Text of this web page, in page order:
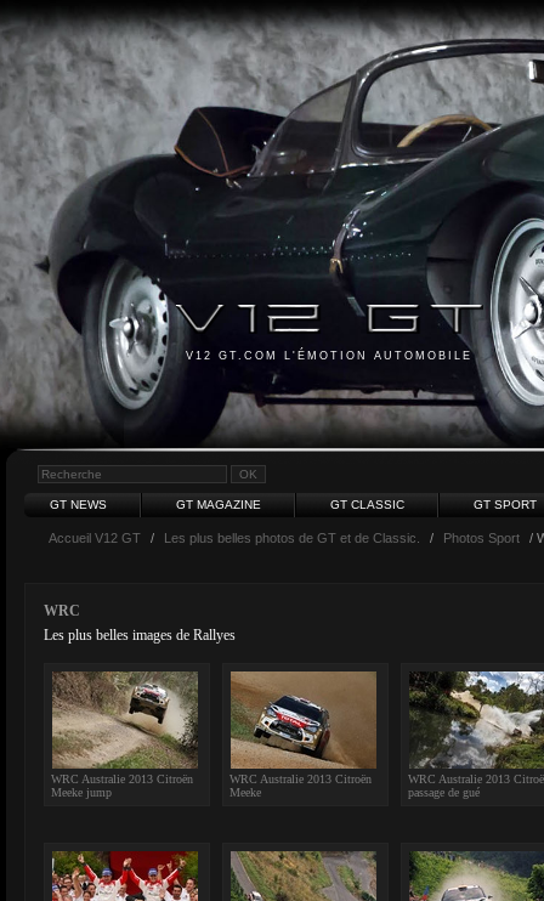
V12 GT.COM L'ÉMOTION AUTOMOBILE
GT NEWS GT MAGAZINE GT CLASSIC GT SPORT
Accueil V12 GT / Les plus belles photos de GT et de Classic. / Photos Sport /
WRC
Les plus belles images de Rallyes
WRC Australie 2013 Citroën
Meeke jump
WRC Australie 2013 Citroën
Meeke
WRC Australie 2013
passage de gué